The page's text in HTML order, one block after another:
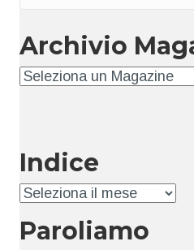
Archivio
Archivio
Indice
Indice
Paroliamo